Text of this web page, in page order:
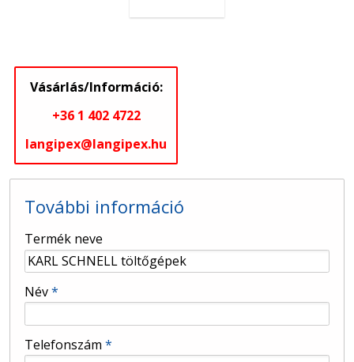
Vásárlás/Információ:
+36 1 402 4722
langipex@langipex.hu
További információ
Termék neve
Név*
Telefonszám *